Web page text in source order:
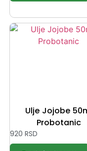
Ulje Jojobe
Probotanic
920 RSD